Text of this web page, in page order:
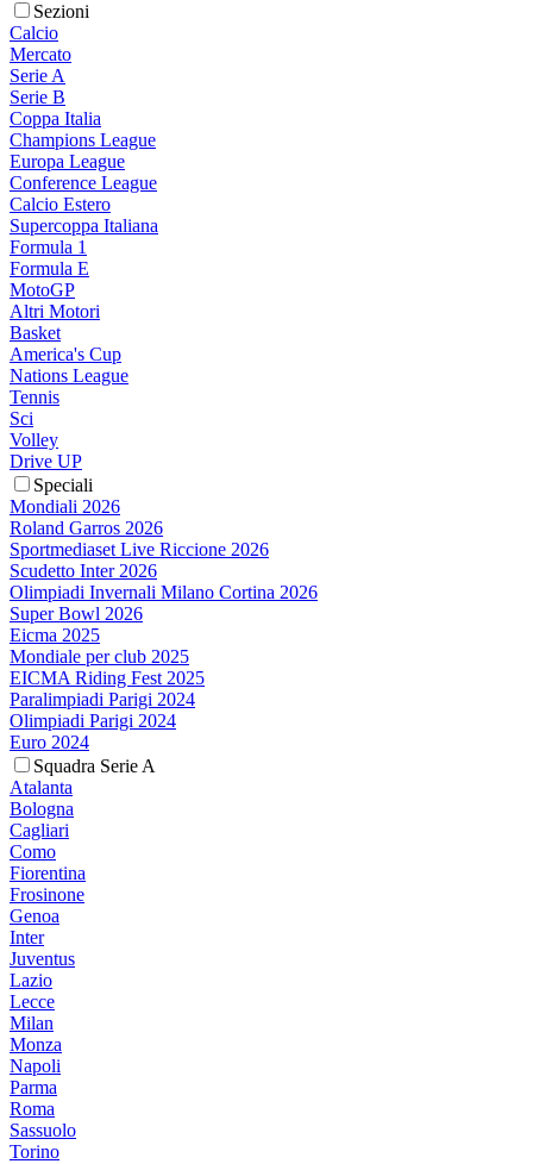
Sezioni
Calcio
Mercato
Serie A
Serie B
Coppa Italia
Champions League
Europa League
Conference League
Calcio Estero
Supercoppa Italiana
Formula 1
Formula E
MotoGP
Altri Motori
Basket
America's Cup
Nations League
Tennis
Sci
Volley
Drive UP
Speciali
Mondiali 2026
Roland Garros 2026
Sportmediaset Live Riccione 2026
Scudetto Inter 2026
Olimpiadi Invernali Milano Cortina 2026
Super Bowl 2026
Eicma 2025
Mondiale per club 2025
EICMA Riding Fest 2025
Paralimpiadi Parigi 2024
Olimpiadi Parigi 2024
Euro 2024
Squadra Serie A
Atalanta
Bologna
Cagliari
Como
Fiorentina
Frosinone
Genoa
Inter
Juventus
Lazio
Lecce
Milan
Monza
Napoli
Parma
Roma
Sassuolo
Torino